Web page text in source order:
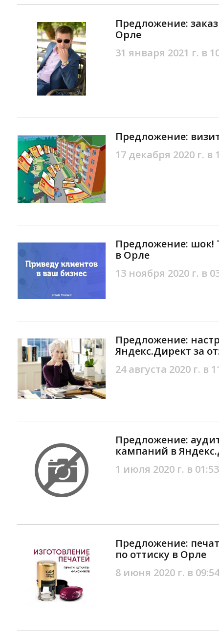
Предложение:
Орле
31 января 2021 г. в
Предложение:
17 декабря 2020 г. в
Предложение: шок!
в Орле
13 ноября 2020 г. в
Предложение:
Яндекс.Директ за
24 августа 2020 г. в
Предложение:
кампаний в
1 июля 2020 г. в 01:53
Предложение:
по оттиску в Орле
8 июня 2020 г. в 09:54